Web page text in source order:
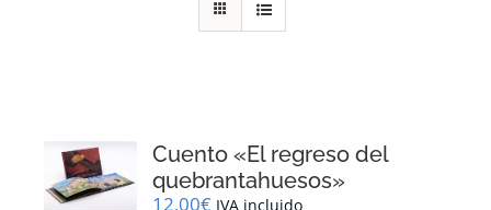
Cuento «El regreso del
quebrantahuesos»
12,00€ IVA incluido